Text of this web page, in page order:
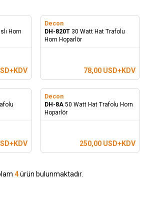
Horn
Decon
DH-820T 30 Watt Hat Trafolu
Horn Hoparlör
78,00 USD+KDV
Decon
DH-8A 50 Watt Hat Trafolu Horn
Hoparlör
250,00 USD+KDV
4ürün bulunmaktadır.